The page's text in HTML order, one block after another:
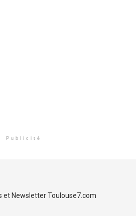
Publicité
et Newsletter Toulouse7.com